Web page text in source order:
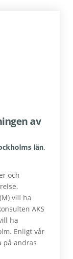
av
län,
och
vill ha
AKS
ha
Enligt vår
på andras